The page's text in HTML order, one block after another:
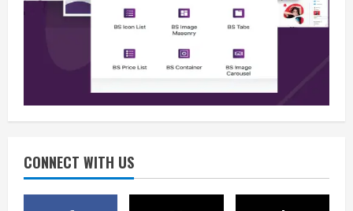
CONNECT WITH US
Berita
BMP Kecam Aksi KNPB, Serukan
Persatuan Demi Papua yang Kondusif
August 6, 2026
3
Perang Algoritma AI Makin Kompleks,
Digital
August 6, 2026